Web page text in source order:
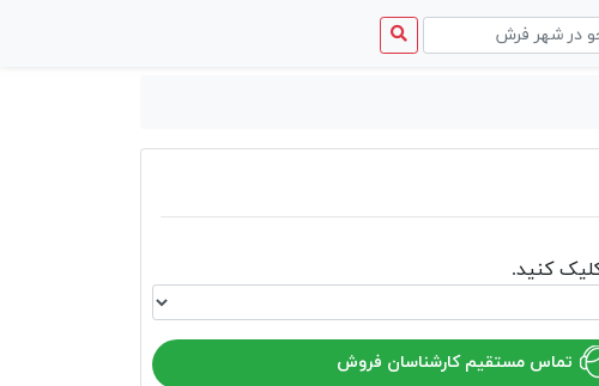
کنید.
تماس مستقیم کارشناسان فروش